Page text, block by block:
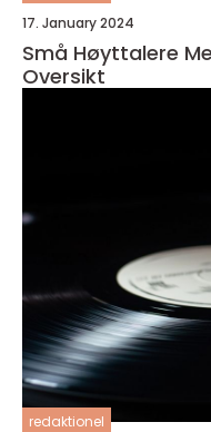
17. January 2024
Små Høyttalere
Oversikt
redaktionel